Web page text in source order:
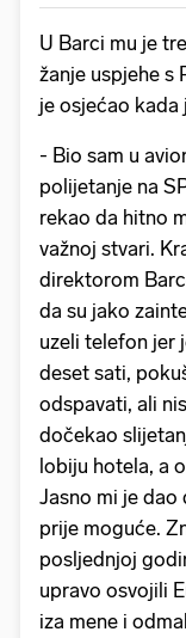
U Barci mu je
žanje uspjehe s
je osjećao kada
- Bio sam u
polijetanje na
rekao da hitno
važnoj stvari.
direktorom
da su jako
uzeli telefon jer
deset sati,
odspavati, ali
dočekao
lobiju hotela, a
Jasno mi je dao
prije moguće.
posljednjoj
upravo osvojili
iza mene i